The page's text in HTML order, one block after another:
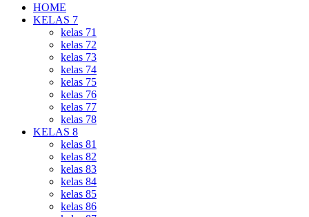
HOME
KELAS 7
kelas 71
kelas 72
kelas 73
kelas 74
kelas 75
kelas 76
kelas 77
kelas 78
KELAS 8
kelas 81
kelas 82
kelas 83
kelas 84
kelas 85
kelas 86